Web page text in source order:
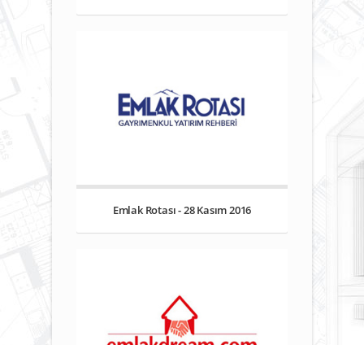
Emlak Rotası - 28 Kasım 2016